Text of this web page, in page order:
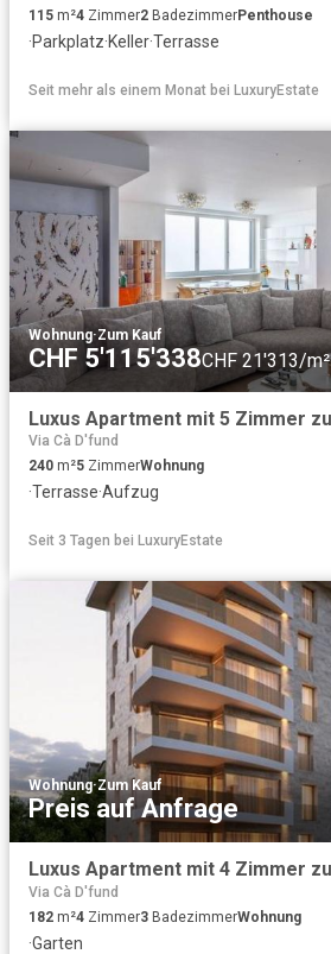
115 m²4 Zimmer2 BadezimmerPenthouse
·Parkplatz·Keller·Terrasse
Seit mehr als einem Monat bei LuxuryEstate
Wohnung·Zum Kauf
CHF 5'115'338CHF 21'313/m²
Via Cà D'fund
240 m²5 ZimmerWohnung
·Terrasse·Aufzug
Seit 3 Tagen bei LuxuryEstate
Wohnung·Zum Kauf
Preis auf Anfrage
Via Cà D'fund
182 m²4 Zimmer3 BadezimmerWohnung
·Garten